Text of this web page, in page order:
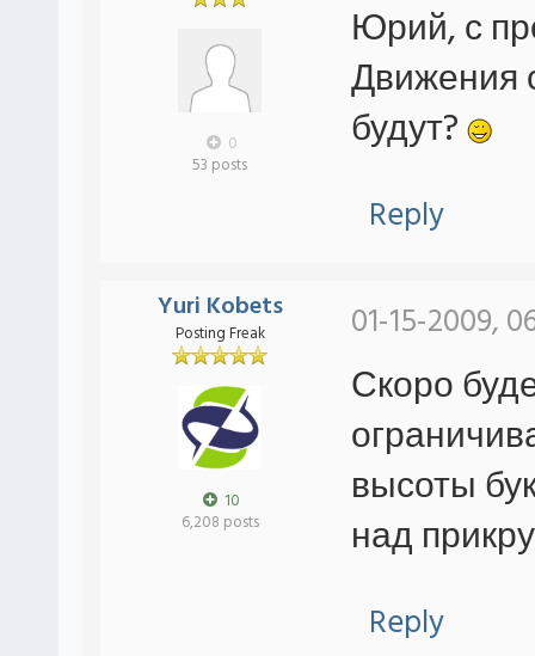
0
53 posts
Юрий, с
Движения
будут?
Reply
Yuri Kobets
Posting Freak
10
6,208 posts
01-15-2009,
Скоро
высоты
над
Reply